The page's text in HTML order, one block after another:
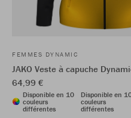
FEMMES DYNAMIC
JAKO Veste à capuche
64,99 €
Disponible en 10
couleurs
différentes
Disponible en
couleurs
différentes